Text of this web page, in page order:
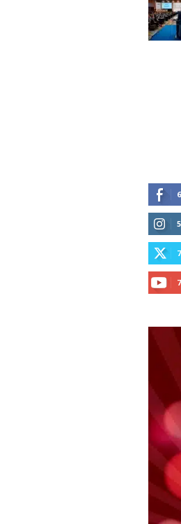
Subscribe to our daily clipping and
of vaping and tobacco harm